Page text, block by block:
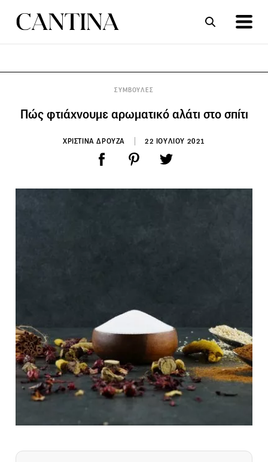
ΣΥΜΒΟΥΛΕΣ
Πώς φτιάχνουμε αρωματικό αλάτι στο σπίτι
ΧΡΙΣΤΙΝΑ ΔΡΟΥΖΑ 22 ΙΟΥΛΙΟΥ 2021